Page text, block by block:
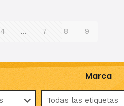
4 … 7 8 9
Marca